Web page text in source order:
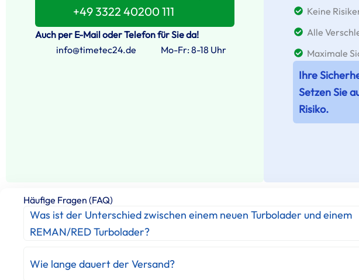
+49 3322 40200 111
Auch per E-Mail oder Telefon für Sie da!
info@timetec24.de
Mo-Fr: 8-18 Uhr
Keine
Alle
Maximale
Ihre
Setzen Sie
Risiko.
Häufige Fragen (FAQ)
Was ist der Unterschied zwischen einem neuen Turbolader und einem
REMAN/RED Turbolader?
Wie lange dauert der Versand?